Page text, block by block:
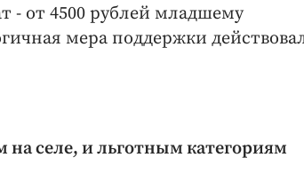
- от 4500 рублей младшему
мера поддержки
селе, и льготным категориям